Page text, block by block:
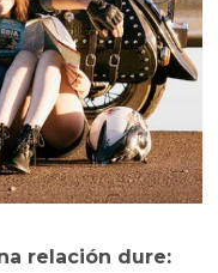
relación dure: